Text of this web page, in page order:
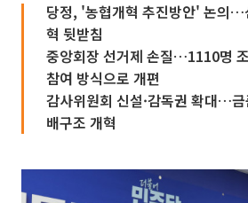
당정, '농협개혁 추진방안' 논의…
혁 뒷받침
중앙회장 선거제 손질…1110명
참여 방식으로 개편
감사위원회 신설·감독권 확대…
배구조 개혁